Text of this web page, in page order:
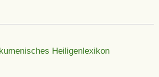
Heiligenlexikon